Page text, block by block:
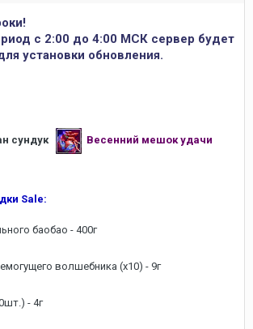
с 2:00 до 4:00 МСК сервер будет
установки обновления.
сундук Весенний мешок удачи
Sale:
баобао - 400г
волшебника (х10) - 9г
- 4г